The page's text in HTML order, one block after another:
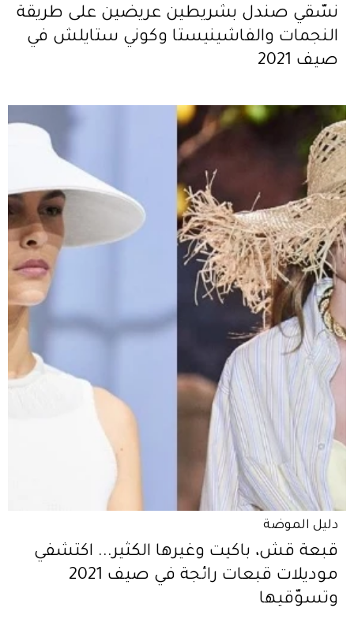
نسّقي صندل بشريطين عريضين على طريقة
النجمات والفاشينيستا وكوني ستايلش في
صيف 2021
دليل الموضة
قبعة قش، باكيت وغيرها الكثير... اكتشفي
موديلات قبعات رائجة في صيف 2021
وتسوّقيها